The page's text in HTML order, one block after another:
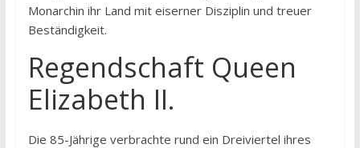
Monarchin ihr Land mit eiserner Disziplin und treuer
Beständigkeit.
Regendschaft Queen
Elizabeth II.
Die 85-Jährige verbrachte rund ein Dreiviertel ihres